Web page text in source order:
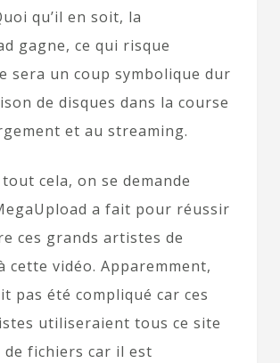
qu’il en soit, la
gagne, ce qui risque
sera un coup symbolique dur
de disques dans la course
et au streaming.
cela, on se demande
a fait pour réussir
ces grands artistes de
cette vidéo. Apparemment,
pas été compliqué car ces
utiliseraient tous ce site
de fichiers car il est